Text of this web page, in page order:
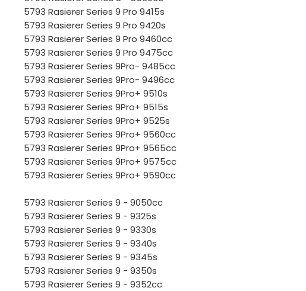
5793 Rasierer Series 9 Pro 9415s
5793 Rasierer Series 9 Pro 9420s
5793 Rasierer Series 9 Pro 9460cc
5793 Rasierer Series 9 Pro 9475cc
5793 Rasierer Series 9Pro- 9485cc
5793 Rasierer Series 9Pro- 9496cc
5793 Rasierer Series 9Pro+ 9510s
5793 Rasierer Series 9Pro+ 9515s
5793 Rasierer Series 9Pro+ 9525s
5793 Rasierer Series 9Pro+ 9560cc
5793 Rasierer Series 9Pro+ 9565cc
5793 Rasierer Series 9Pro+ 9575cc
5793 Rasierer Series 9Pro+ 9590cc
5793 Rasierer Series 9 - 9050cc
5793 Rasierer Series 9 - 9325s
5793 Rasierer Series 9 - 9330s
5793 Rasierer Series 9 - 9340s
5793 Rasierer Series 9 - 9345s
5793 Rasierer Series 9 - 9350s
5793 Rasierer Series 9 - 9352cc